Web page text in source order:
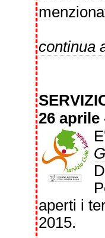
continua
26 aprile
aperti i
2015.